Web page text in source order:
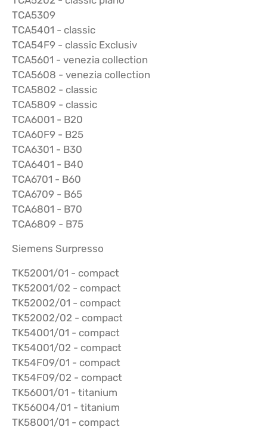
TCA5309
TCA5401 - classic
TCA54F9 - classic Exclusiv
TCA5601 - venezia collection
TCA5608 - venezia collection
TCA5802 - classic
TCA5809 - classic
TCA6001 - B20
TCA60F9 - B25
TCA6301 - B30
TCA6401 - B40
TCA6701 - B60
TCA6709 - B65
TCA6801 - B70
TCA6809 - B75
Siemens Surpresso
TK52001/01 - compact
TK52001/02 - compact
TK52002/01 - compact
TK52002/02 - compact
TK54001/01 - compact
TK54001/02 - compact
TK54F09/01 - compact
TK54F09/02 - compact
TK56001/01 - titanium
TK56004/01 - titanium
TK58001/01 - compact